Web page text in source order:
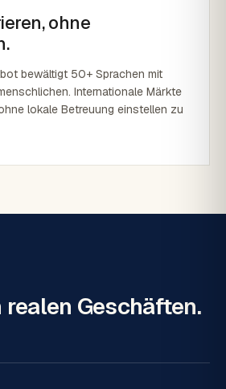
ohne
bewältigt 50+ Sprachen mit
Internationale Märkte
lokale Betreuung einstellen zu
realen Geschäften.